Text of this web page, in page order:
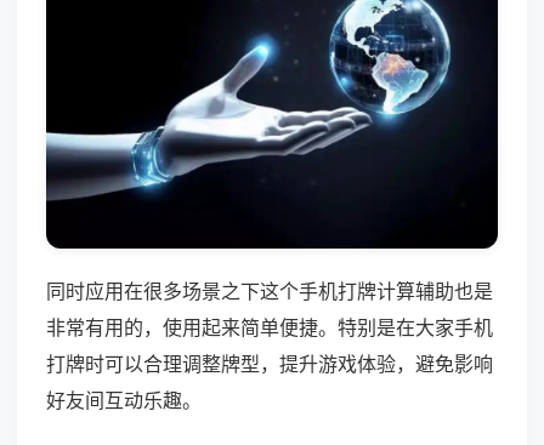
同时应用在很多场景之下这个手机打牌计算辅助也是
非常有用的，使用起来简单便捷。特别是在大家手机
打牌时可以合理调整牌型，提升游戏体验，避免影响
好友间互动乐趣。